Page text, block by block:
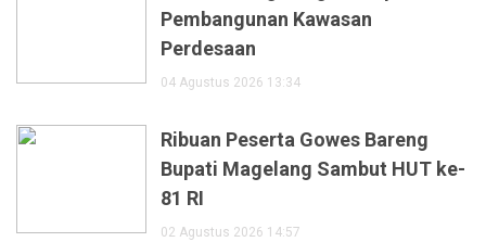
Pembangunan Kawasan
Perdesaan
04 Agustus 2026 13:34
Ribuan Peserta Gowes Bareng
Bupati Magelang Sambut HUT ke-
81 RI
02 Agustus 2026 14:57